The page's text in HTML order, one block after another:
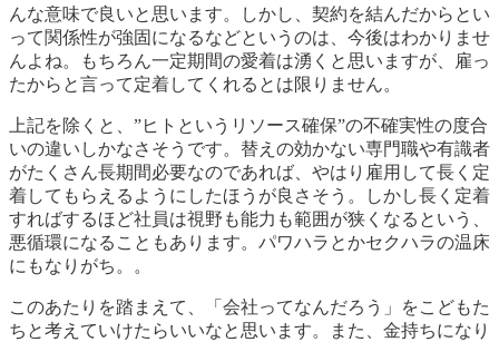
んな意味で良いと思います。しかし、契約を結んだからとい
って関係性が強固になるなどというのは、今後はわかりませ
んよね。もちろん一定期間の愛着は湧くと思いますが、雇っ
たからと言って定着してくれるとは限りません。
上記を除くと、”ヒトというリソース確保”の不確実性の度合
いの違いしかなさそうです。替えの効かない専門職や有識者
がたくさん長期間必要なのであれば、やはり雇用して長く定
着してもらえるようにしたほうが良さそう。しかし長く定着
すればするほど社員は視野も能力も範囲が狭くなるという、
悪循環になることもあります。パワハラとかセクハラの温床
にもなりがち。。
このあたりを踏まえて、「会社ってなんだろう」をこどもた
ちと考えていけたらいいなと思います。また、金持ちになり